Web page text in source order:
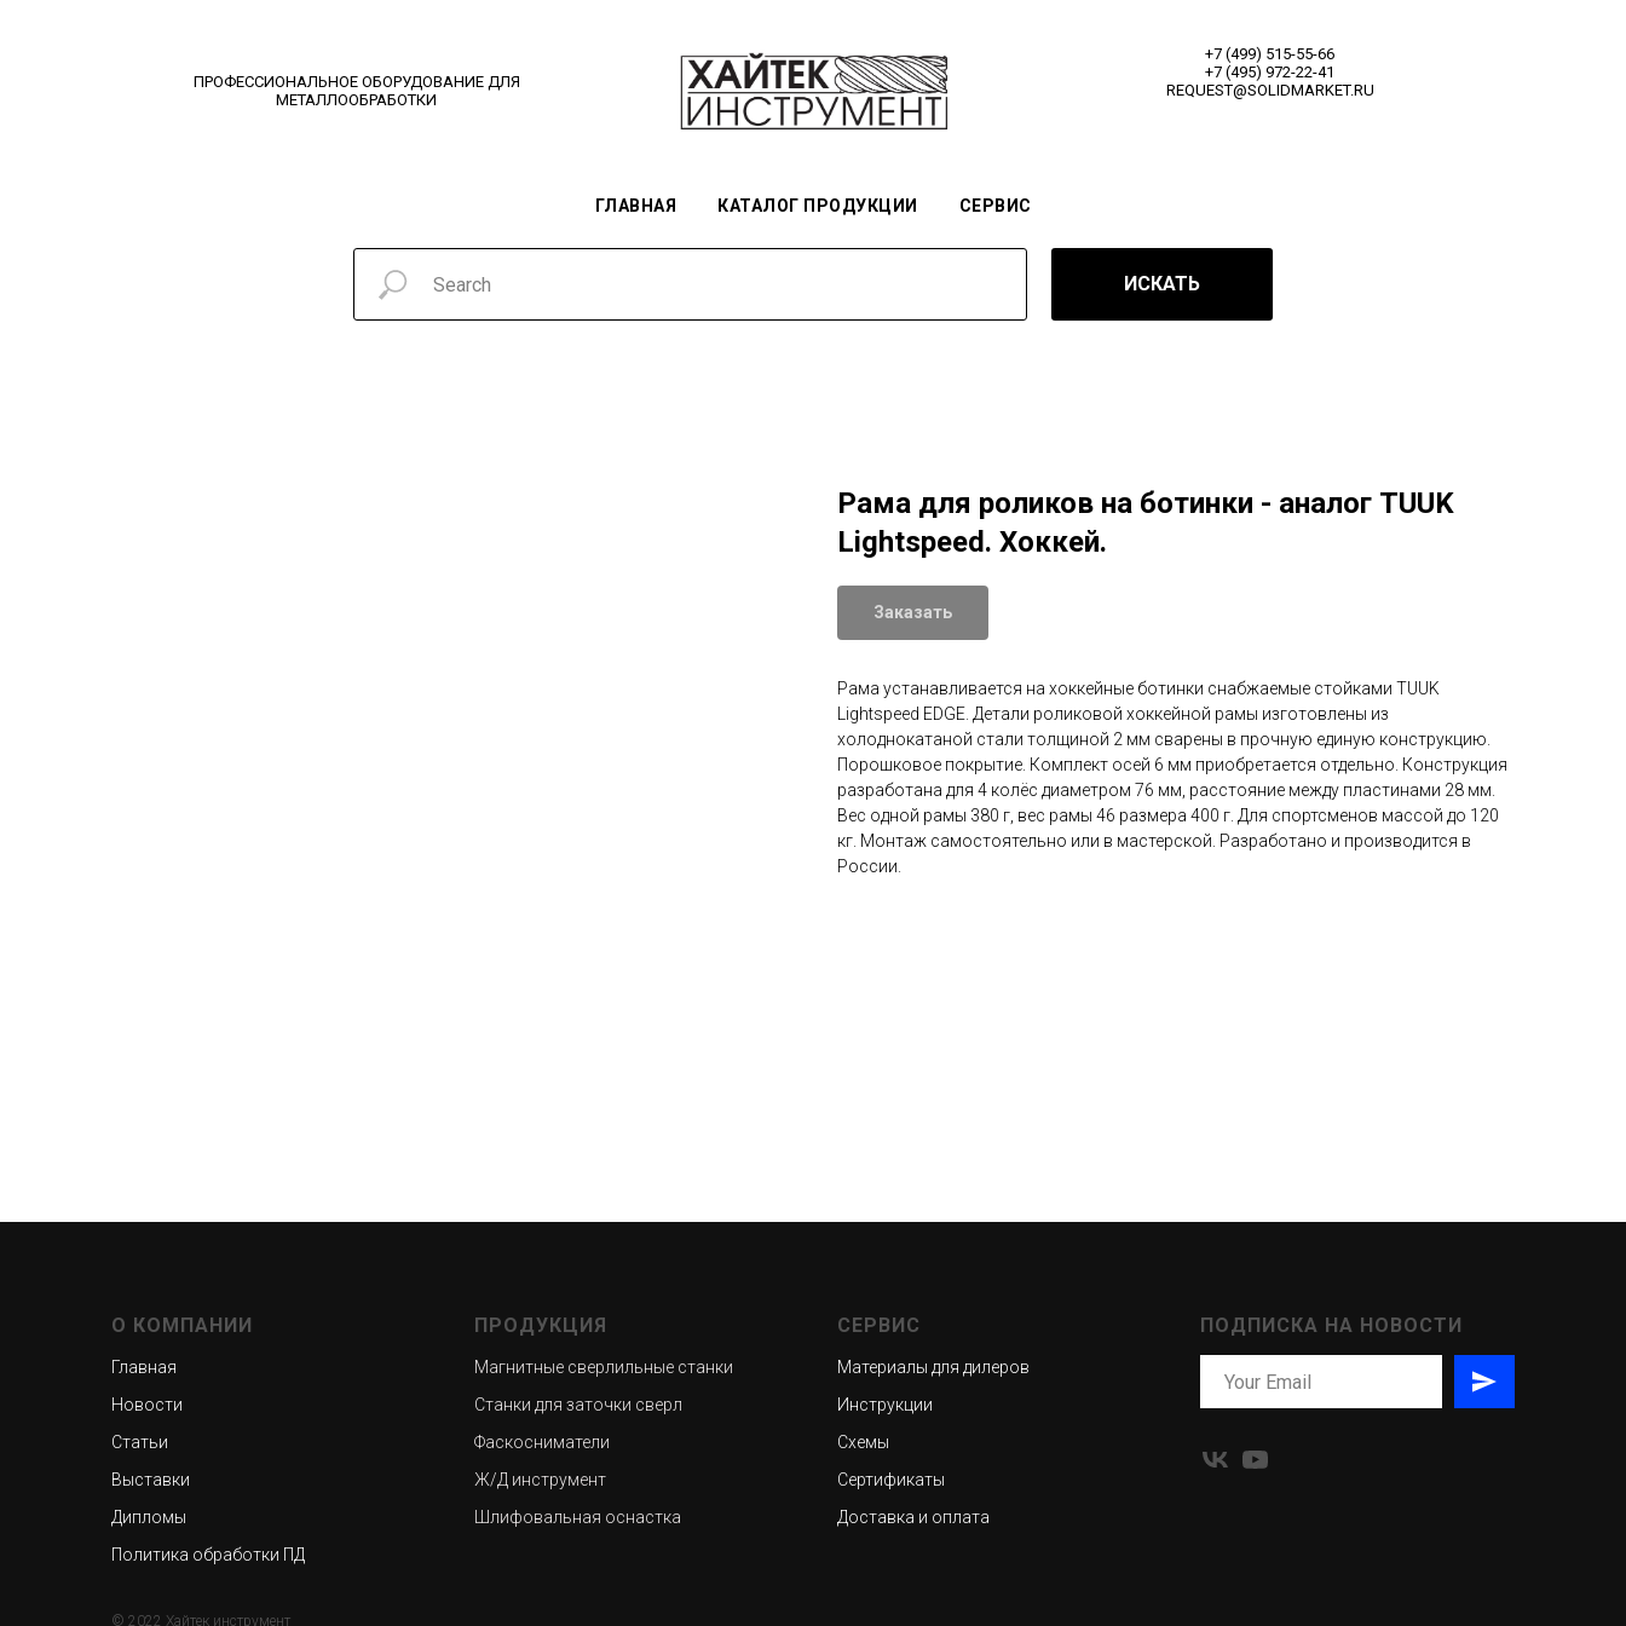
ПРОФЕССИОНАЛЬНОЕ ОБОРУДОВАНИЕ ДЛЯ
МЕТАЛЛООБРАБОТКИ
+7 (499) 515-55-66
+7 (495) 972-22-41
REQUEST@SOLIDMARKET.RU
ГЛАВНАЯ КАТАЛОГ ПРОДУКЦИИ СЕРВИС
ИСКАТЬ
Рама для роликов на ботинки - аналог TUUK
Lightspeed. Хоккей.
Заказать
Рама устанавливается на хоккейные ботинки снабжаемые стойками TUUK
Lightspeed EDGE. Детали роликовой хоккейной рамы изготовлены из
холоднокатаной стали толщиной 2 мм сварены в прочную единую конструкцию.
Порошковое покрытие. Комплект осей 6 мм приобретается отдельно. Конструкция
разработана для 4 колёс диаметром 76 мм, расстояние между пластинами 28 мм.
Вес одной рамы 380 г, вес рамы 46 размера 400 г. Для спортсменов массой до 120
кг. Монтаж самостоятельно или в мастерской. Разработано и производится в
России.
О КОМПАНИИ
Главная
Новости
Статьи
Выставки
Дипломы
Политика обработки ПД
ПРОДУКЦИЯ
Магнитные сверлильные станки
Станки для заточки сверл
Фаскосниматели
Ж/Д инструмент
Шлифовальная оснастка
СЕРВИС
Материалы для дилеров
Инструкции
Схемы
Сертификаты
Доставка и оплата
ПОДПИСКА НА НОВОСТИ
© 2022 Хайтек инструмент